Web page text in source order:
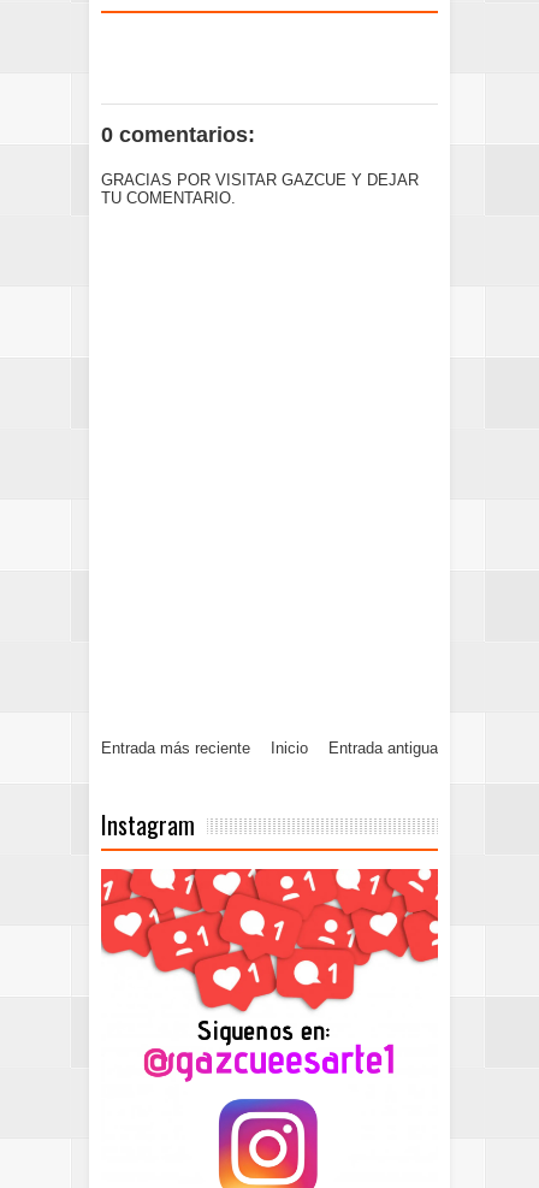
0 comentarios:
GRACIAS POR VISITAR GAZCUE Y DEJAR
TU COMENTARIO.
Entrada más reciente Entrada antigua
Inicio
Instagram